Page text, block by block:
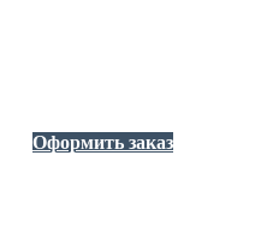
Оформить заказ